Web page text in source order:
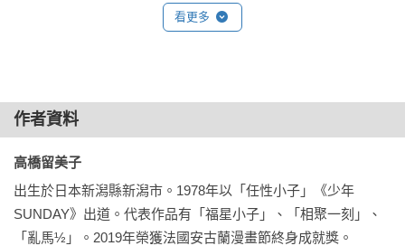
◎一開始看的時候，感覺故事很老套，沒想到，卻讓我一口氣
◎身為高橋留美子的讀者一定要看，因為故事真的非常引人入
勝。
看更多
作者資料
高橋留美子
出生於日本新潟縣新潟市。1978年以「任性小子」《少年
SUNDAY》出道。代表作品有「福星小子」、「相聚一刻」、
「亂馬½」。2019年榮獲法國安古蘭漫畫節終身成就獎。